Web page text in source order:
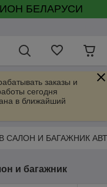
БЕЛАРУСИ
заказы и
сегодня
в ближайший
САЛОН И БАГАЖНИК
и багажник